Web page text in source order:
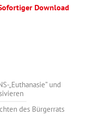
Download
„Euthanasie” und
des Bürgerrats